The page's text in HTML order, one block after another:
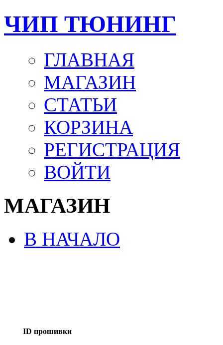
ЧИП ТЮНИНГ
ГЛАВНАЯ
МАГАЗИН
СТАТЬИ
КОРЗИНА
РЕГИСТРАЦИЯ
ВОЙТИ
МАГАЗИН
В НАЧАЛО
ID прошивки